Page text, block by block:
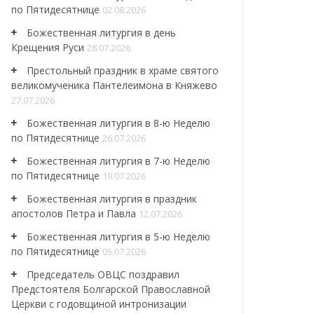
по Пятидесятнице 02.08.2026
Божественная литургия в день
Крещения Руси 28.07.2026
Престольный праздник в храме святого
великомученика Пантелеимона в Княжево
27.07.2026
Божественная литургия в 8-ю Неделю
по Пятидесятнице 26.07.2026
Божественная литургия в 7-ю Неделю
по Пятидесятнице 19.07.2026
Божественная литургия в праздник
апостолов Петра и Павла 12.07.2026
Божественная литургия в 5-ю Неделю
по Пятидесятнице 05.07.2026
Председатель ОВЦС поздравил
Предстоятеля Болгарской Православной
Церкви с годовщиной интронизации